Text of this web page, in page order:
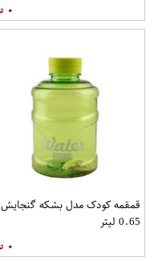
۰
قمقمه کودک مدل بشکه گنجایش
0.65 لیتر
۰